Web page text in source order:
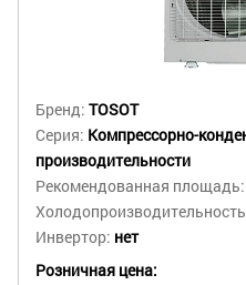
Бренд: TOSOT
Серия: Компрессорно-
производительности
Рекомендованная площадь:
Инвертор: нет
Розничная цена: